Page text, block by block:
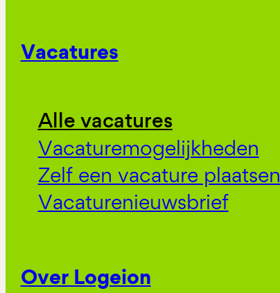
Vacatures
Alle vacatures
Vacaturemogelijkheden
Zelf een vacature plaatsen
Vacaturenieuwsbrief
Over Logeion